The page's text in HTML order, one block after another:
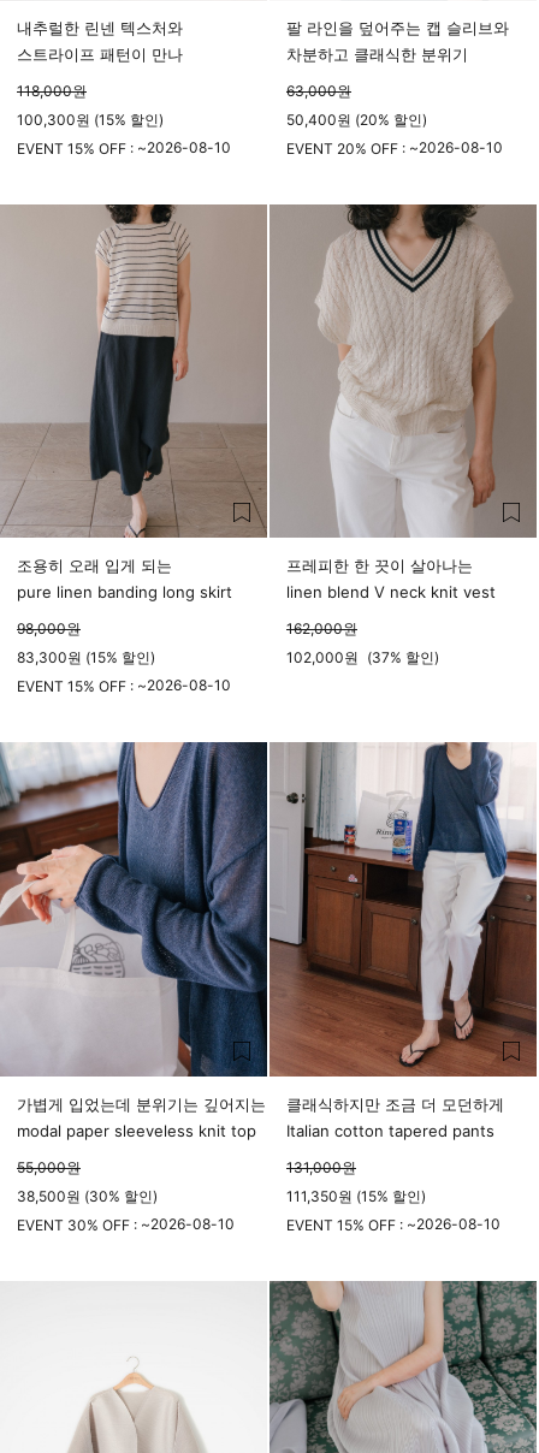
내추럴한 린넨 텍스처와
스트라이프 패턴이 만나
118,000원
100,300원 (15% 할인)
EVENT 15% OFF : ~2026-08-10
팔 라인을 덮어주는 캡 슬리브와
차분하고 클래식한 분위기
63,000원
50,400원 (20% 할인)
EVENT 20% OFF : ~2026-08-10
조용히 오래 입게 되는
pure linen banding long skirt
98,000원
83,300원 (15% 할인)
EVENT 15% OFF : ~2026-08-10
프레피한 한 끗이 살아나는
linen blend V neck knit vest
162,000원
102,000원 (37% 할인)
가볍게 입었는데 분위기는 깊어지는
modal paper sleeveless knit top
55,000원
38,500원 (30% 할인)
EVENT 30% OFF : ~2026-08-10
클래식하지만 조금 더 모던하게
Italian cotton tapered pants
131,000원
111,350원 (15% 할인)
EVENT 15% OFF : ~2026-08-10